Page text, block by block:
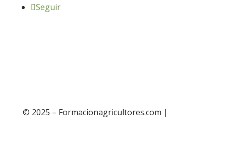
Seguir
© 2025 – Formacionagricultores.com |